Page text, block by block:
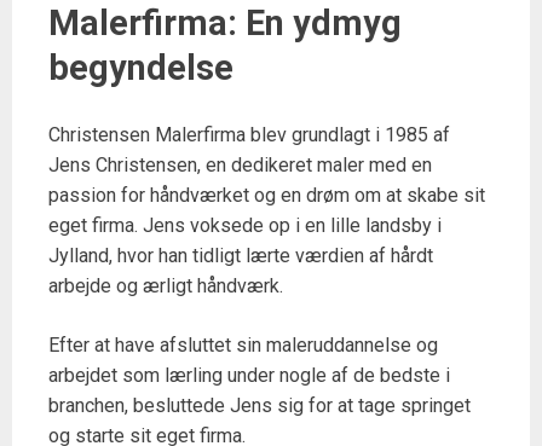
Malerfirma: En ydmyg
begyndelse
Christensen Malerfirma blev grundlagt i 1985 af
Jens Christensen, en dedikeret maler med en
passion for håndværket og en drøm om at skabe sit
eget firma. Jens voksede op i en lille landsby i
Jylland, hvor han tidligt lærte værdien af hårdt
arbejde og ærligt håndværk.
Efter at have afsluttet sin maleruddannelse og
arbejdet som lærling under nogle af de bedste i
branchen, besluttede Jens sig for at tage springet
og starte sit eget firma.